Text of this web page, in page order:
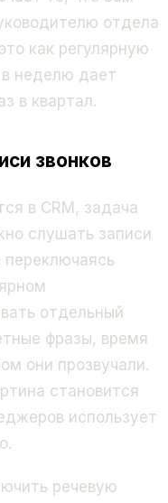
отдела
как регулярную
в неделю дает
в квартал.
звонков
в CRM, задача
слушать записи
переключаясь
отдельный
фразы, время
они прозвучали.
становится
использует
речевую